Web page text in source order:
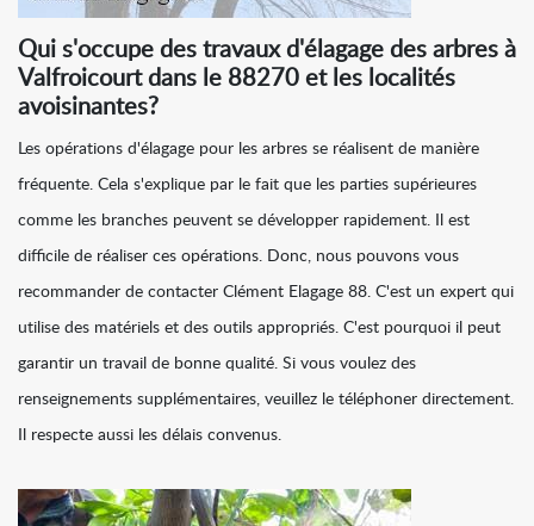
Qui s'occupe des travaux d'élagage des arbres à
Valfroicourt dans le 88270 et les localités
avoisinantes?
Les opérations d'élagage pour les arbres se réalisent de manière
fréquente. Cela s'explique par le fait que les parties supérieures
comme les branches peuvent se développer rapidement. Il est
difficile de réaliser ces opérations. Donc, nous pouvons vous
recommander de contacter Clément Elagage 88. C'est un expert qui
utilise des matériels et des outils appropriés. C'est pourquoi il peut
garantir un travail de bonne qualité. Si vous voulez des
renseignements supplémentaires, veuillez le téléphoner directement.
Il respecte aussi les délais convenus.